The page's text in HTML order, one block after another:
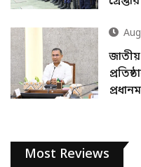
Most Reviews